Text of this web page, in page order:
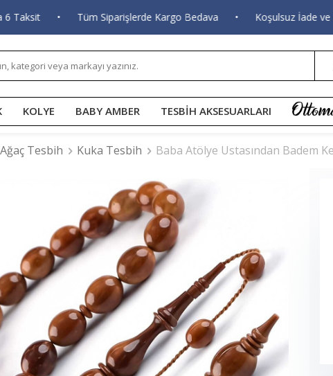
• Tüm Siparişlerde Kargo Bedava • Koşulsuz İade ve
KOLYE BABY AMBER TESBİH AKSESUARLARI
Ağaç Tesbih Kuka Tesbih Baba Atölye Ustasından Badem